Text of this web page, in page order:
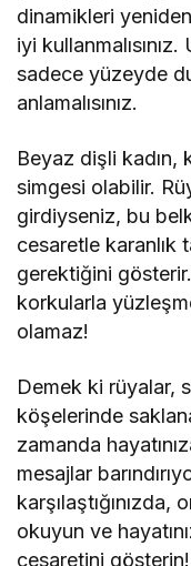
dinamikleri
iyi
sadece yüzeyde
anlamalısınız.
Beyaz dişli kadın,
simgesi olabilir.
girdiyseniz, bu
cesaretle karanlık
gerektiğini
korkularla
olamaz!
Demek ki rüyalar,
köşelerinde
zamanda
mesajlar
okuyun ve
cesaretini gösterin!